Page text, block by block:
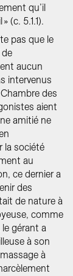
qu’il
(c. 5.1.1).
pas que le
aucun
intervenus
des
aient
amitié ne
la société
au
ce dernier a
des
de nature à
comme
gérant a
à son
à